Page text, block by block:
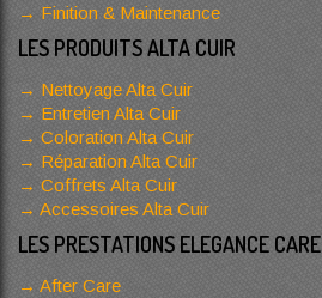
Finition & Maintenance
LES PRODUITS ALTA CUIR
Nettoyage Alta Cuir
Entretien Alta Cuir
Coloration Alta Cuir
Réparation Alta Cuir
Coffrets Alta Cuir
Accessoires Alta Cuir
LES PRESTATIONS ELEGANCE CARE
After Care